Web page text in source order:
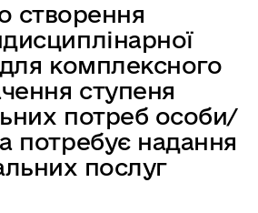
створення
комплексного
ступеня
потреб особи/
потребує надання
послуг